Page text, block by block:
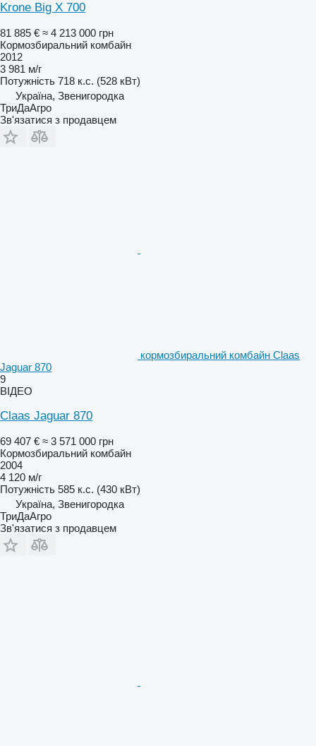
Krone Big X 700
81 885 € ≈ 4 213 000 грн
Кормозбиральний комбайн
2012
3 981 м/г
Потужність 718 к.с. (528 кВт)
Україна, Звенигородка
ТриДаАгро
Зв'язатися з продавцем
кормозбиральний комбайн Claas
Jaguar 870
9
ВІДЕО
Claas Jaguar 870
69 407 € ≈ 3 571 000 грн
Кормозбиральний комбайн
2004
4 120 м/г
Потужність 585 к.с. (430 кВт)
Україна, Звенигородка
ТриДаАгро
Зв'язатися з продавцем